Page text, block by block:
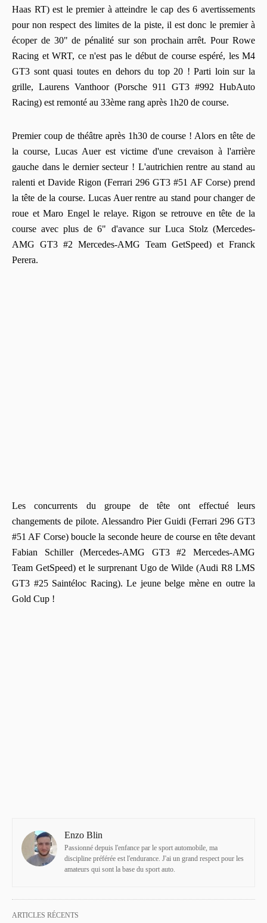
Haas RT) est le premier à atteindre le cap des 6 avertissements
pour non respect des limites de la piste, il est donc le premier à
écoper de 30" de pénalité sur son prochain arrêt. Pour Rowe
Racing et WRT, ce n'est pas le début de course espéré, les M4
GT3 sont quasi toutes en dehors du top 20 ! Parti loin sur la
grille, Laurens Vanthoor (Porsche 911 GT3 #992 HubAuto
Racing) est remonté au 33ème rang après 1h20 de course.
Premier coup de théâtre après 1h30 de course ! Alors en tête de
la course, Lucas Auer est victime d'une crevaison à l'arrière
gauche dans le dernier secteur ! L'autrichien rentre au stand au
ralenti et Davide Rigon (Ferrari 296 GT3 #51 AF Corse) prend
la tête de la course. Lucas Auer rentre au stand pour changer de
roue et Maro Engel le relaye. Rigon se retrouve en tête de la
course avec plus de 6" d'avance sur Luca Stolz (Mercedes-
AMG GT3 #2 Mercedes-AMG Team GetSpeed) et Franck
Perera.
Les concurrents du groupe de tête ont effectué leurs
changements de pilote. Alessandro Pier Guidi (Ferrari 296 GT3
#51 AF Corse) boucle la seconde heure de course en tête devant
Fabian Schiller (Mercedes-AMG GT3 #2 Mercedes-AMG
Team GetSpeed) et le surprenant Ugo de Wilde (Audi R8 LMS
GT3 #25 Saintéloc Racing). Le jeune belge mène en outre la
Gold Cup !
Enzo Blin
Passionné depuis l'enfance par le sport automobile, ma
discipline préférée est l'endurance. J'ai un grand respect pour les
amateurs qui sont la base du sport auto.
ARTICLES RÉCENTS